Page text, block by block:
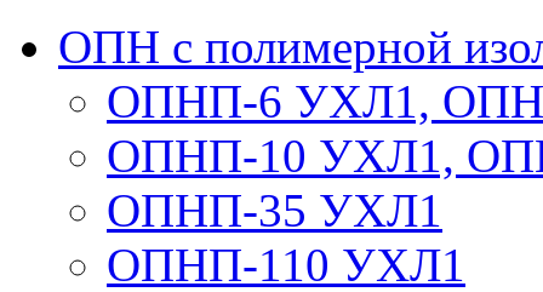
ОПН с полимерной
ОПНП-6 УХЛ1,
ОПНП-10 УХЛ1,
ОПНП-35 УХЛ1
ОПНП-110 УХЛ1